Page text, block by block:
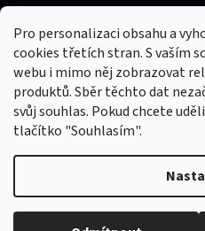
Pro personalizaci obsahu a
cookies třetích stran. S vaším
webu i mimo něj zobrazovat
produktů. Sběr těchto dat
svůj souhlas. Pokud chcete
tlačítko "Souhlasím".
Nový obchod s batohy,